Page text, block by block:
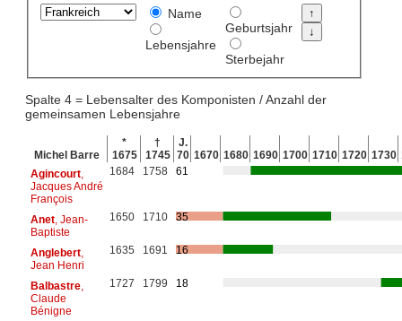
Name
Lebensjahre
Geburtsjahr
Sterbejahr
Spalte 4 = Lebensalter des Komponisten / Anzahl der
gemeinsamen Lebensjahre
Michel Barre
*
1675
†
1745
J.
70 1670 1680 1690 1700 1710 1720 1730
Agincourt,
Jacques André
François
1684 1758 61
Anet, Jean-
Baptiste
1650 1710 35
Anglebert,
Jean Henri
1635 1691 16
Balbastre,
Claude
Bénigne
1727 1799 18